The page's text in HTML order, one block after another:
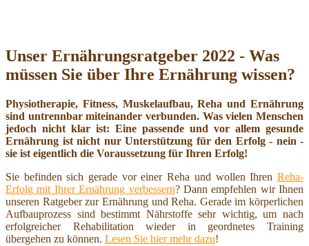
Unser Ernährungsratgeber 2022 - Was
müssen Sie über Ihre Ernährung wissen?
Physiotherapie, Fitness, Muskelaufbau, Reha und Ernährung
sind untrennbar miteinander verbunden. Was vielen Menschen
jedoch nicht klar ist: Eine passende und vor allem gesunde
Ernährung ist nicht nur Unterstützung für den Erfolg - nein -
sie ist eigentlich die Voraussetzung für Ihren Erfolg!
Sie befinden sich gerade vor einer Reha und wollen Ihren Reha-
Erfolg mit Ihrer Ernährung verbessern? Dann empfehlen wir Ihnen
unseren Ratgeber zur Ernährung und Reha. Gerade im körperlichen
Aufbauprozess sind bestimmt Nährstoffe sehr wichtig, um nach
erfolgreicher Rehabilitation wieder in geordnetes Training
übergehen zu können. Lesen Sie hier mehr dazu!